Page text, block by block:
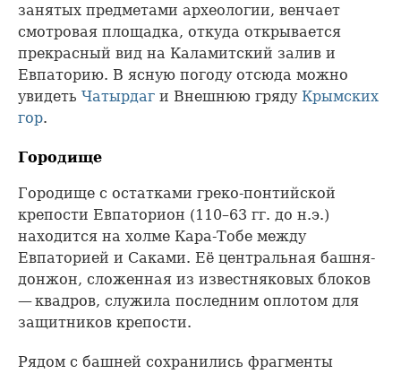
занятых предметами археологии, венчает
смотровая площадка, откуда открывается
прекрасный вид на Каламитский залив и
Евпаторию. В ясную погоду отсюда можно
увидеть Чатырдаг и Внешнюю гряду Крымских
гор.
Городище
Городище с остатками греко-понтийской
крепости Евпаторион (110–63 гг. до н.э.)
находится на холме Кара-Тобе между
Евпаторией и Саками. Её центральная башня-
донжон, сложенная из известняковых блоков
— квадров, служила последним оплотом для
защитников крепости.
Рядом с башней сохранились фрагменты